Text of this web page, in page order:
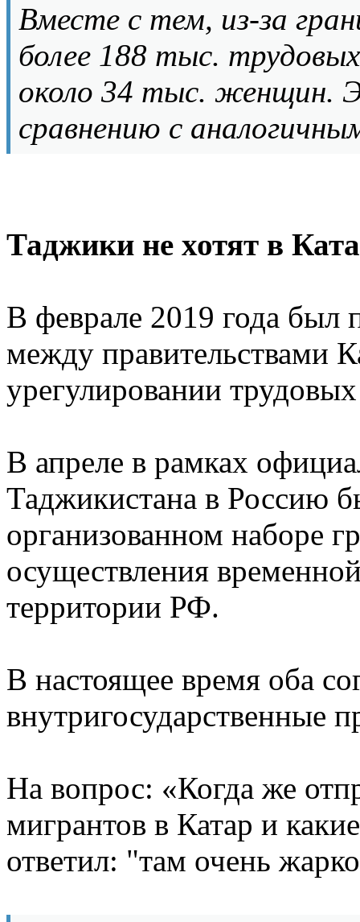
Вместе с тем, из-за
более 188 тыс.
около 34 тыс. женщин.
сравнению с
Таджики не хотят в
В феврале 2019 года был
между правительствами
урегулировании
В апреле в рамках
Таджикистана в Россию
организованном наборе
осуществления
территории РФ.
В настоящее время оба
внутригосударственные
На вопрос: «Когда же
мигрантов в Катар и
ответил: "там очень